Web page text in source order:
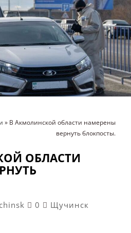
» В Акмолинской области намерены
вернуть блокпосты.
ОБЛАСТИ
0
Щучинск